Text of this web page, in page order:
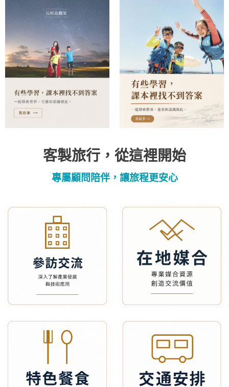
客製旅行，從這裡開始
專屬顧問陪伴，讓旅程更安心